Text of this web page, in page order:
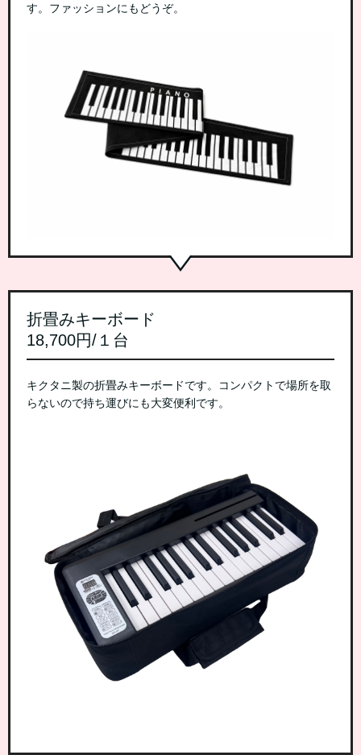
す。ファッションにもどうぞ。
折畳みキーボード
18,700円/１台
キクタニ製の折畳みキーボードです。コンパクトで場所を取
らないので持ち運びにも大変便利です。